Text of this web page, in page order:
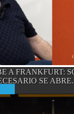
A FRANKFURT:
SE